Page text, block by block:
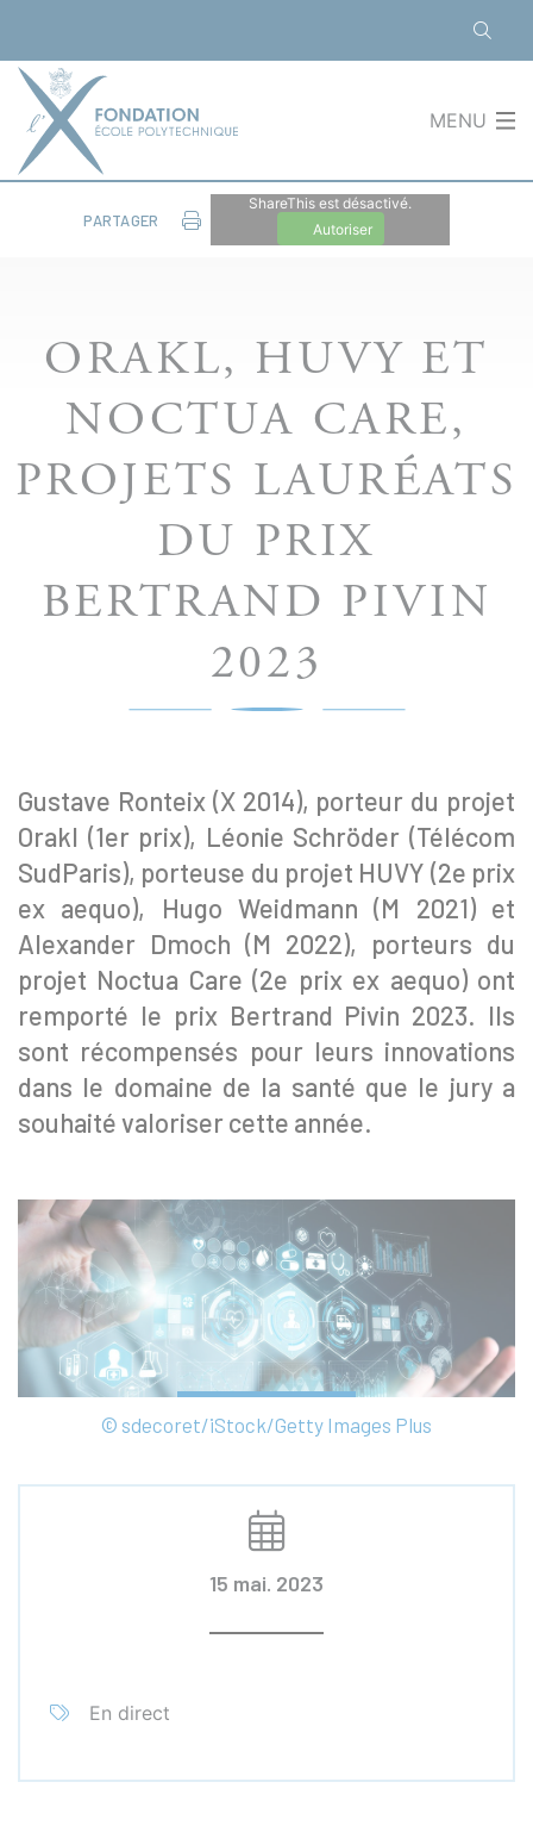
MENU
PARTAGER
ShareThis est désactivé.
Autoriser
ORAKL, HUVY ET
NOCTUA CARE,
PROJETS LAURÉATS
DU PRIX
BERTRAND PIVIN
2023
Gustave Ronteix (X 2014), porteur du projet
Orakl (1er prix), Léonie Schröder (Télécom
SudParis), porteuse du projet HUVY (2e prix
ex aequo), Hugo Weidmann (M 2021) et
Alexander Dmoch (M 2022), porteurs du
projet Noctua Care (2e prix ex aequo) ont
remporté le prix Bertrand Pivin 2023. Ils
sont récompensés pour leurs innovations
dans le domaine de la santé que le jury a
souhaité valoriser cette année.
© sdecoret/iStock/Getty Images Plus
15 mai. 2023
En direct